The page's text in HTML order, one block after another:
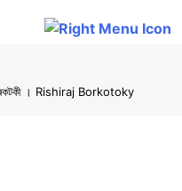
বৰকটকী । Rishiraj Borkotoky